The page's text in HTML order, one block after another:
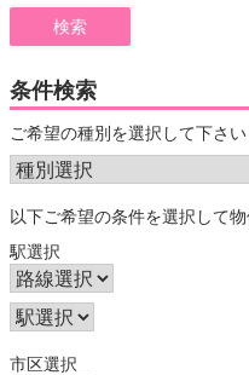
条件検索
ご希望の種別を選択して下さい
以下ご希望の条件を選択して
駅選択
市区選択